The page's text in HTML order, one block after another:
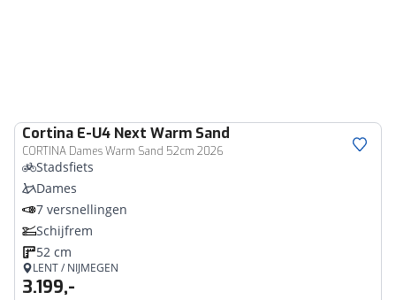
Cortina E-U4 Next Warm Sand
CORTINA Dames Warm Sand 52cm 2026
Stadsfiets
Dames
7 versnellingen
Schijfrem
52 cm
LENT / NIJMEGEN
3.199,-